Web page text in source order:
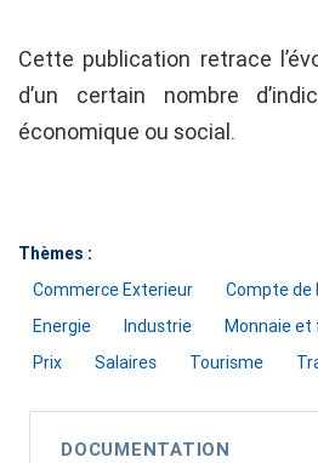
Cette publication retrace
d’un certain nombre
économique ou social.
Thèmes :
Commerce Exterieur
Compte de
Energie
Industrie Monnaie et
Prix
Salaires Tourisme
DOCUMENTATION